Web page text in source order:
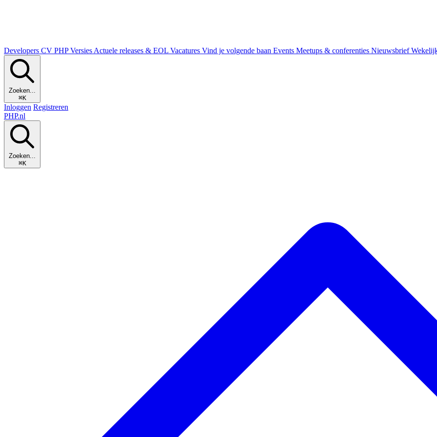
Developers CV PHP Versies Actuele releases & EOL Vacatures Vind je volgende baan Events Meetups & conferenties Nieuwsbrief
Zoeken...
⌘K
Inloggen Registreren
PHP.nl
Zoeken...
⌘K